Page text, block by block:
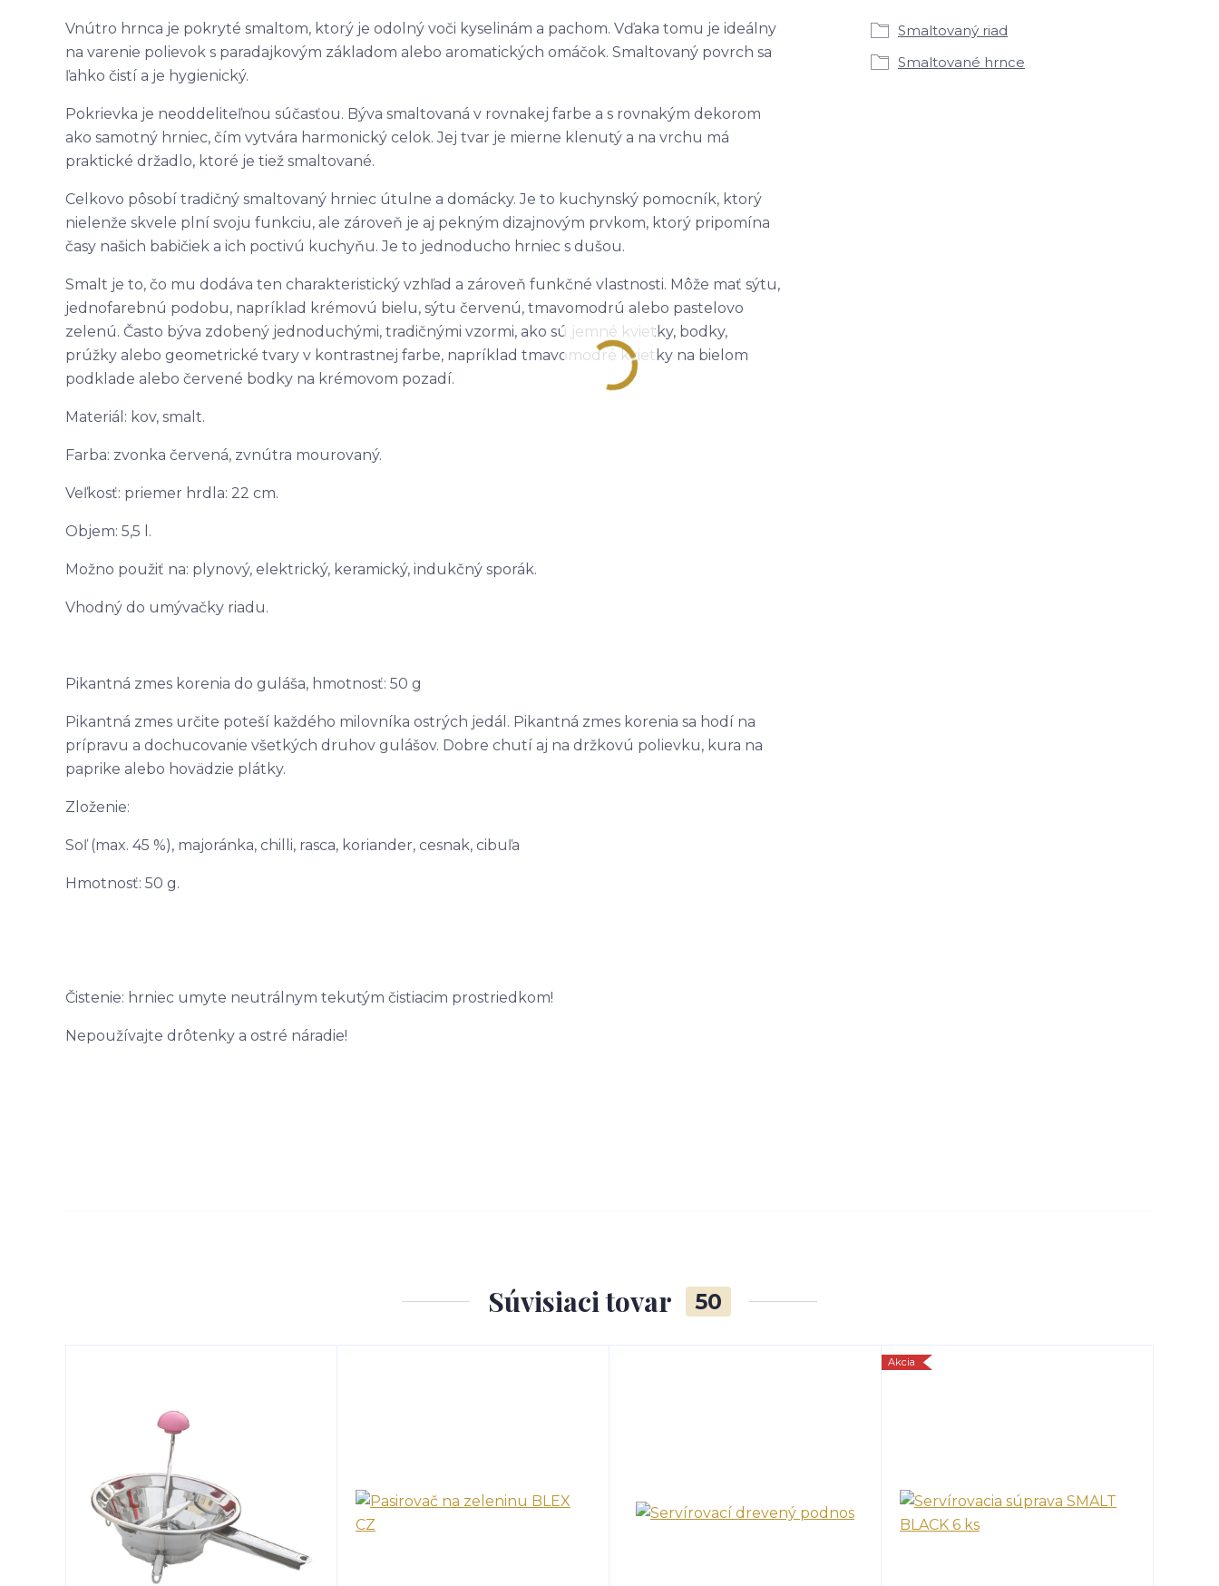
Vnútro hrnca je pokryté smaltom, ktorý je odolný voči kyselinám a pachom. Vďaka tomu je ideálny
na varenie polievok s paradajkovým základom alebo aromatických omáčok. Smaltovaný povrch sa
ľahko čistí a je hygienický.
Pokrievka je neoddeliteľnou súčasťou. Býva smaltovaná v rovnakej farbe a s rovnakým dekorom
ako samotný hrniec, čím vytvára harmonický celok. Jej tvar je mierne klenutý a na vrchu má
praktické držadlo, ktoré je tiež smaltované.
Celkovo pôsobí tradičný smaltovaný hrniec útulne a domácky. Je to kuchynský pomocník, ktorý
nielenže skvele plní svoju funkciu, ale zároveň je aj pekným dizajnovým prvkom, ktorý pripomína
časy našich babičiek a ich poctivú kuchyňu. Je to jednoducho hrniec s dušou.
Smalt je to, čo mu dodáva ten charakteristický vzhľad a zároveň funkčné vlastnosti. Môže mať sýtu,
jednofarebnú podobu, napríklad krémovú bielu, sýtu červenú, tmavomodrú alebo pastelovo
zelenú. Často býva zdobený jednoduchými, tradičnými vzormi, ako sú jemné kvietky, bodky,
prúžky alebo geometrické tvary v kontrastnej farbe, napríklad tmavomodré kvietky na bielom
podklade alebo červené bodky na krémovom pozadí.
Materiál: kov, smalt.
Farba: zvonka červená, zvnútra mourovaný.
Veľkosť: priemer hrdla: 22 cm.
Objem: 5,5 l.
Možno použiť na: plynový, elektrický, keramický, indukčný sporák.
Vhodný do umývačky riadu.
Pikantná zmes korenia do guláša, hmotnosť: 50 g
Pikantná zmes určite poteší každého milovníka ostrých jedál. Pikantná zmes korenia sa hodí na
prípravu a dochucovanie všetkých druhov gulášov. Dobre chutí aj na držkovú polievku, kura na
paprike alebo hovädzie plátky.
Zloženie:
Soľ (max. 45 %), majoránka, chilli, rasca, koriander, cesnak, cibuľa
Hmotnosť: 50 g.
Čistenie: hrniec umyte neutrálnym tekutým čistiacim prostriedkom!
Nepoužívajte drôtenky a ostré náradie!
Smaltovaný riad
Smaltované hrnce
Súvisiaci tovar 50
Akcia